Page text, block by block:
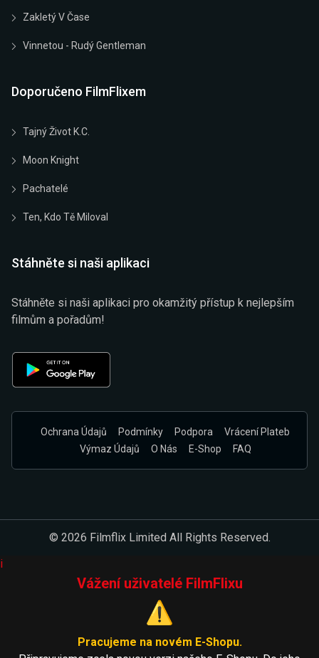
Zakletý V Čase
Vinnetou - Rudý Gentleman
Doporučeno FilmFlixem
Tajný Život K.C.
Moon Knight
Pachatelé
Ten, Kdo Tě Miloval
Stáhněte si naši aplikaci
Stáhněte si naši aplikaci pro okamžitý přístup k nejlepším
filmům a pořadům!
Ochrana Údajů Podmínky Podpora
Vrácení Plateb
Výmaz Údajů
O Nás E-Shop FAQ
© 2026 Filmflix Limited All Rights Reserved.
i
Vážení uživatelé FilmFlixu
⚠️
Pracujeme na novém E-Shopu.